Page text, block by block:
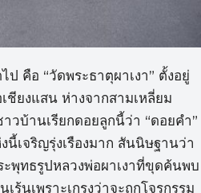
คือ “วัดพระธาตุผาเงา” ตั้งอยู่
ชียงแสน ห่างจากสามเหลี่ยม
วบ้านเรียกดอยลูกนี้ว่า “ดอยคำ”
เจริญรุ่งเรืองมาก สันนิษฐานว่า
ะพุทธรูปหลวงพ่อผาเงาที่ขุดค้นพบ
นเพราะเกรงว่าจะถูกโจรกรรม